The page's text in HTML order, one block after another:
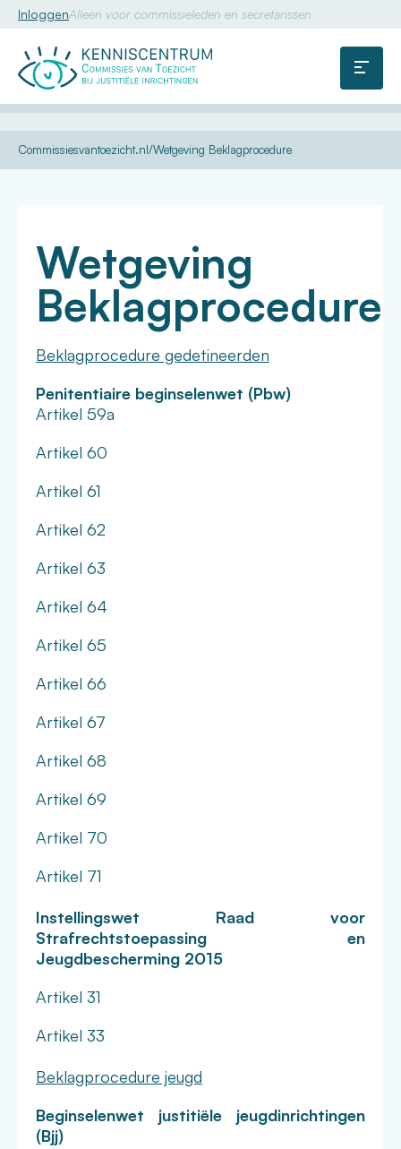
Commissie
Menu
InloggenAlleen voor commissieleden en secretarissen
U
hier:
Commissiesvantoezicht.nl
Kennis
Dossiers
Beklagprocedure Wetgeving Beklagprocedure
Wetgeving
Beklagprocedure
Beklagprocedure gedetineerden
Penitentiaire beginselenwet (Pbw)
Artikel 59a
Artikel 60
Artikel 61
Artikel 62
Artikel 63
Artikel 64
Artikel 65
Artikel 66
Artikel 67
Artikel 68
Artikel 69
Artikel 70
Artikel 71
Instellingswet Raad voor
Strafrechtstoepassing en
Jeugdbescherming 2015
Artikel 31
Artikel 33
Beklagprocedure jeugd
Beginselenwet justitiële jeugdinrichtingen
(Bjj)